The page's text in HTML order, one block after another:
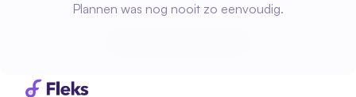
Plannen was nog nooit zo eenvoudig.